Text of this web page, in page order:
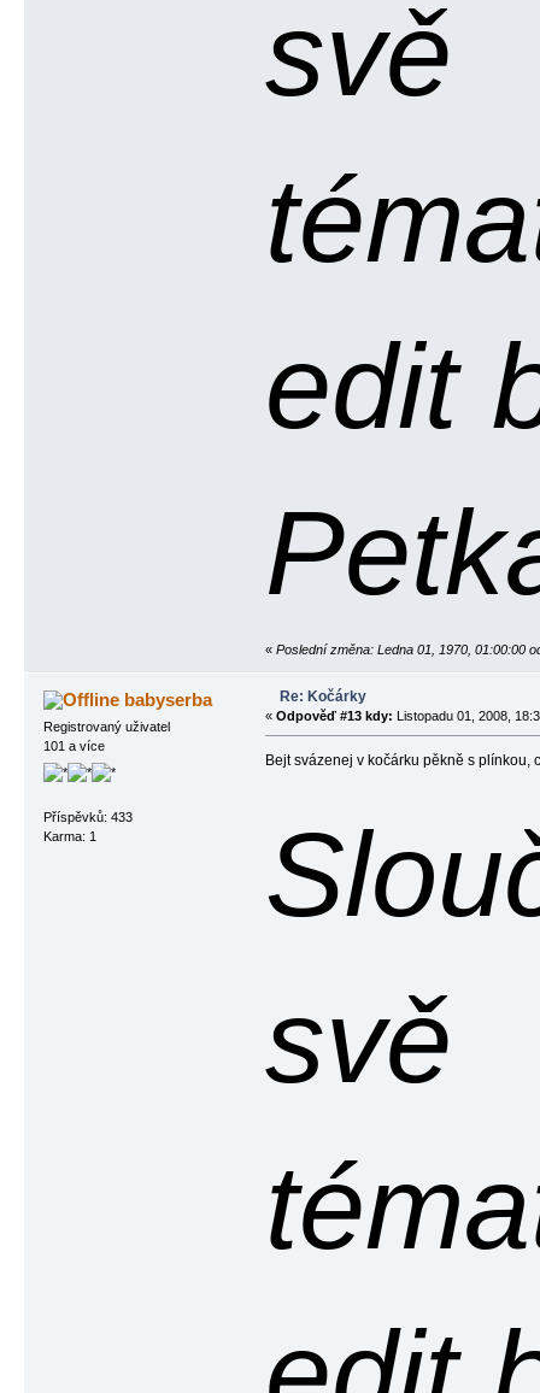
svě
edit
« Poslední změna: Ledna 01, 1970, 01:00:00
babyserba
Registrovaný uživatel
101 a více
Příspěvků: 433
Karma: 1
Re: Kočárky
« Odpověď #13 kdy: Listopadu 01, 2008,
Bejt svázenej v kočárku pěkně s plínkou,
svě